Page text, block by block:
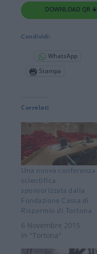
DOWNLOAD QR 🠋
Condividi:
WhatsApp
Stampa
Correlati
Una nuova conferenza
scientifica
sponsorizzata dalla
Fondazione Cassa di
Risparmio di Tortona
6 Novembre 2015
In "Tortona"